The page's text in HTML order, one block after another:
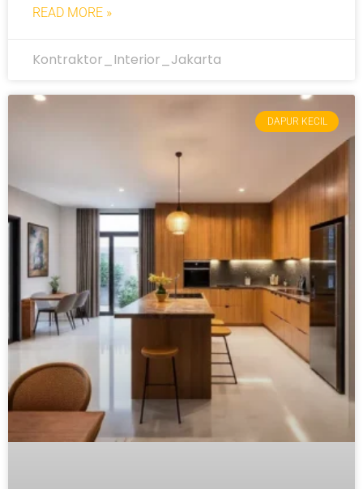
READ MORE »
Kontraktor_Interior_Jakarta
DAPUR KECIL